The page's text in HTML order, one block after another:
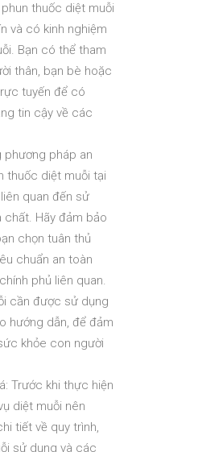
thuốc diệt muỗi
và có kinh nghiệm
Bạn có thể tham
thân, bạn bè hoặc
tuyến để có
tin cậy về các
pháp an
thuốc diệt muỗi tại
quan đến sử
Hãy đảm bảo
chọn tuân thủ
chuẩn an toàn
phủ liên quan.
cần được sử dụng
hướng dẫn, để đảm
khỏe con người
Trước khi thực hiện
diệt muỗi nên
tiết về quy trình,
sử dụng và các